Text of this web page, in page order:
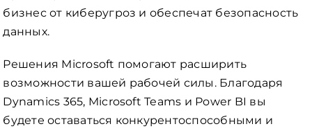
бизнес от киберугроз и обеспечат безопасность
данных.
Решения Microsoft помогают расширить
возможности вашей рабочей силы. Благодаря
Dynamics 365, Microsoft Teams и Power BI вы
будете оставаться конкурентоспособными и